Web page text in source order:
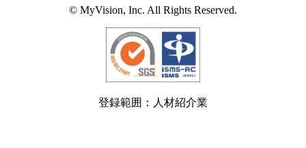
© MyVision, Inc. All Rights Reserved.
登録範囲：人材紹介業